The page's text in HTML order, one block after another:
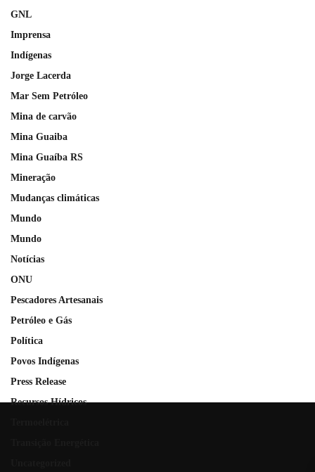
GNL
Imprensa
Indígenas
Jorge Lacerda
Mar Sem Petróleo
Mina de carvão
Mina Guaiba
Mina Guaíba RS
Mineração
Mudanças climáticas
Mundo
Mundo
Notícias
ONU
Pescadores Artesanais
Petróleo e Gás
Política
Povos Indígenas
Press Release
Recursos Hídricos